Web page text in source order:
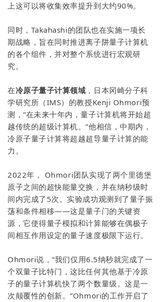
上这可以将收集效率提升到大约90%。
同时，Takahashi的团队也在实施一项长
期战略，旨在同时推进离子阱量子计算机
的各个组件，并对整个系统进行宏观研
究。
在冷原子量子计算领域 ，日本冈崎分子科
学研究所（IMS）的教授Kenji Ohmori预
测，“在未来十年内，量子计算机将开始超
越传统的超级计算机。”他相信，中期内，
冷原子量子计算将超越超导量子计算的能
力。
2022年， Ohmori团队实现了两个里德堡
原子之间的超快能量交换，并在纳秒级时
间内完成了5次。实验成功观测到了量子振
荡和条件相移——这是量子门的关键资
源，它使得量子模拟和计算能够在偶极子
间相互作用设定的量子速度极限下运行。
Ohmori说，“我们仅用6.5纳秒就完成了一
个双量子比特门，这比任何其他基于冷原
子的量子计算机快了两个数量级。这是一
次颠覆性的创新。”Ohmori的工作开启了